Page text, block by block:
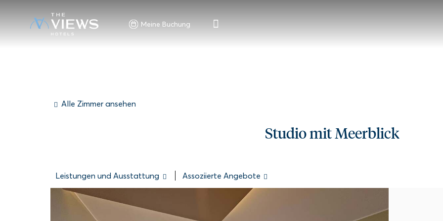
Meine Buchung
Alle Zimmer ansehen
Studio mit Meerblick
Leistungen und Ausstattung Assoziierte Angebote